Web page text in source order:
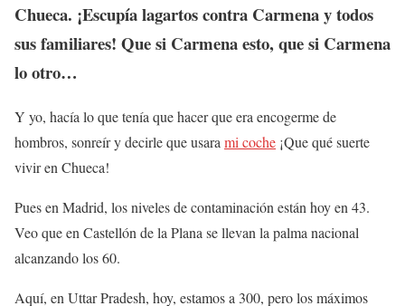
Chueca. ¡Escupía lagartos contra Carmena y todos
sus familiares! Que si Carmena esto, que si Carmena
lo otro…
Y yo, hacía lo que tenía que hacer que era encogerme de
hombros, sonreír y decirle que usara mi coche ¡Que qué suerte
vivir en Chueca!
Pues en Madrid, los niveles de contaminación están hoy en 43.
Veo que en Castellón de la Plana se llevan la palma nacional
alcanzando los 60.
Aquí, en Uttar Pradesh, hoy, estamos a 300, pero los máximos